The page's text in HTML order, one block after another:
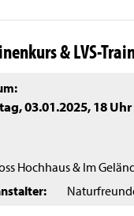
& LVS-
03.01.2025,18 Uhr
Hochhaus & Im